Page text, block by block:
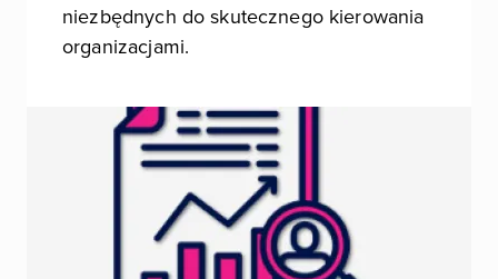
niezbędnych do skutecznego kierowania
organizacjami.